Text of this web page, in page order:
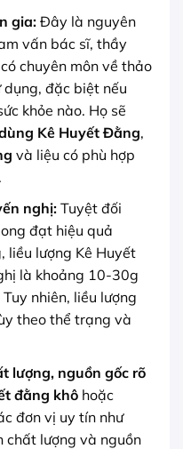
gia:Đây là nguyên
vấn bác sĩ, thầy
chuyên môn về thảo
đặc biệt nếu
khỏe nào. Họ sẽ
Kê Huyết Đằng,
và liệu có phù hợp
nghị:Tuyệt đối
đạt hiệu quả
liều lượng Kê Huyết
là khoảng 10-30g
nhiên, liều lượng
theo thể trạng và
lượng, nguồn gốc rõ
đằng khôhoặc
đơn vị uy tín như
chất lượng và nguồn